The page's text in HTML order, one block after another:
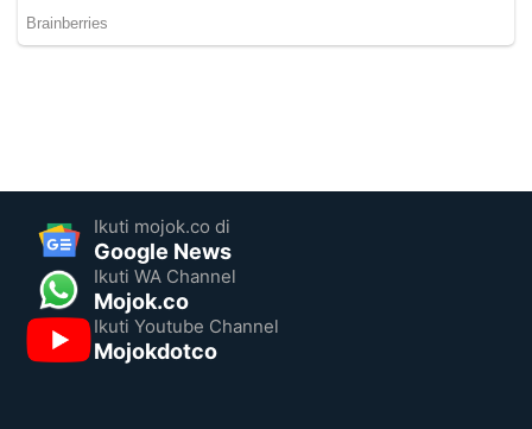
Ikuti mojok.co di
Google News
Ikuti WA Channel
Mojok.co
Ikuti Youtube Channel
Mojokdotco